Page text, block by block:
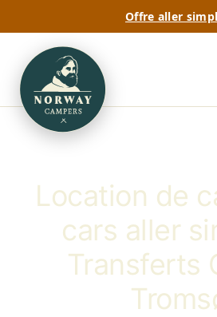
Offre aller
Location de
cars aller
Transferts